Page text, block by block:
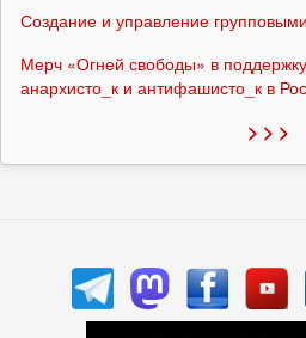
Создание и управление
Мерч «Огней свободы» в
анархисто_к и антифашисто_к в
> > >